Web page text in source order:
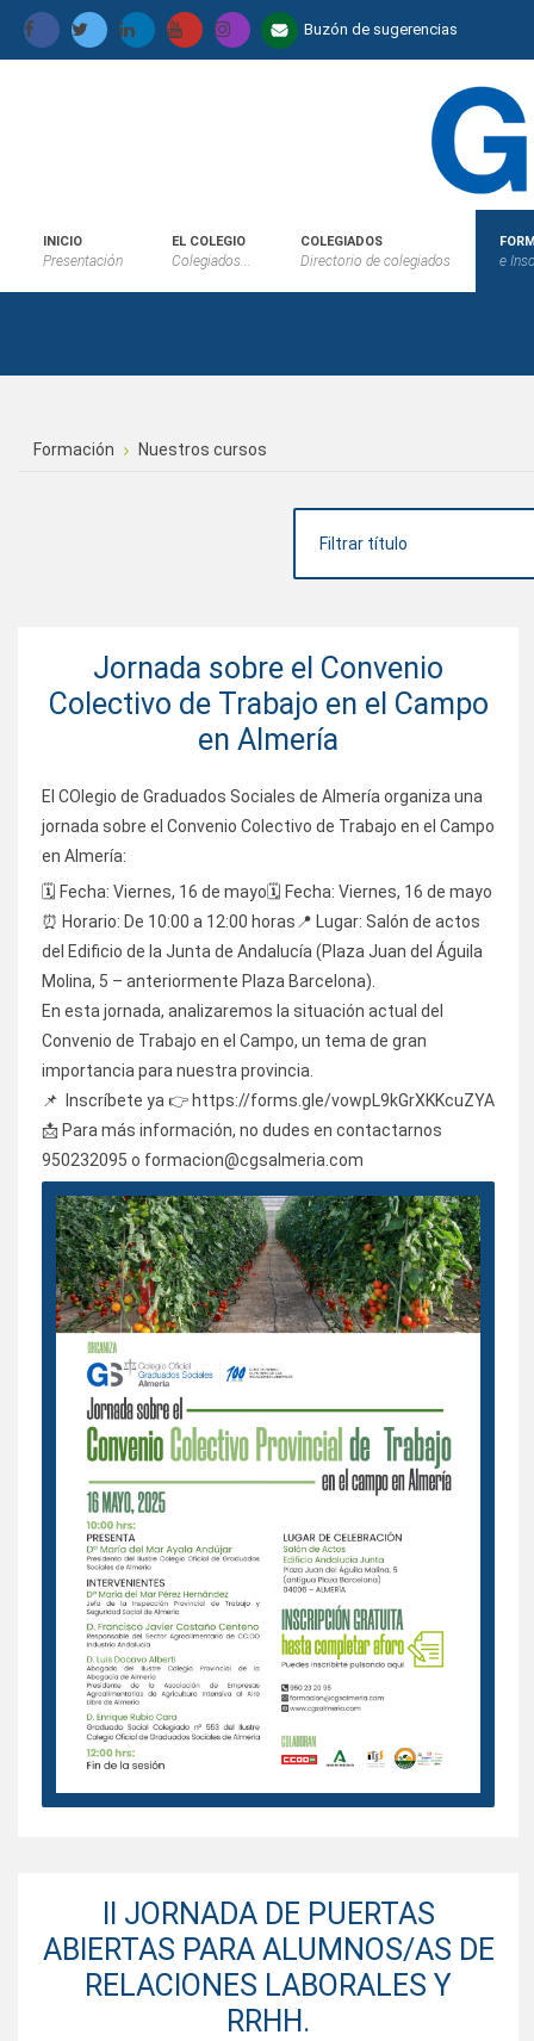
Buzón de sugerencias
INICIO
Presentación
EL COLEGIO
Colegiados...
COLEGIADOS
Directorio de colegiados e
Formación Nuestros cursos
Jornada sobre el Convenio
Colectivo de Trabajo en el Campo
en Almería
El COlegio de Graduados Sociales de Almería organiza una
jornada sobre el Convenio Colectivo de Trabajo en el Campo
en Almería:
🗓️ Fecha: Viernes, 16 de mayo🗓️ Fecha: Viernes, 16 de mayo
⏰ Horario: De 10:00 a 12:00 horas📍 Lugar: Salón de actos
del Edificio de la Junta de Andalucía (Plaza Juan del Águila
Molina, 5 – anteriormente Plaza Barcelona).
En esta jornada, analizaremos la situación actual del
Convenio de Trabajo en el Campo, un tema de gran
importancia para nuestra provincia.
📌 Inscríbete ya 👉 https://forms.gle/vowpL9kGrXKKcuZYA
📩 Para más información, no dudes en contactarnos
950232095 o formacion@cgsalmeria.com
II JORNADA DE PUERTAS
ABIERTAS PARA ALUMNOS/AS DE
RELACIONES LABORALES Y
RRHH.